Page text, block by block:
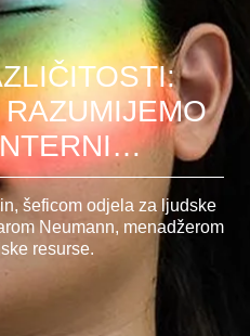
šeficom odjela za ljudske
Neumann, menadžerom
resurse.